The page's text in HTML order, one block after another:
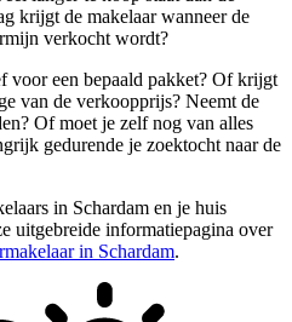
krijgt de makelaar wanneer de
verkocht wordt?
voor een bepaald pakket? Of krijgt
van de verkoopprijs? Neemt de
Of moet je zelf nog van alles
gedurende je zoektocht naar de
in Schardam en je huis
uitgebreide informatiepagina over
in Schardam.